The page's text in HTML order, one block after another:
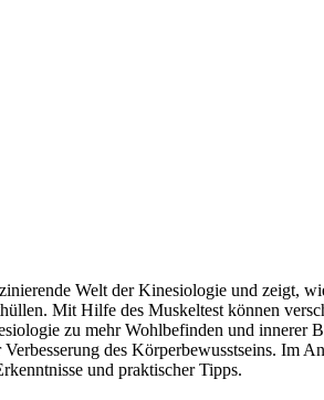
Welt der Kinesiologie und zeigt,
Mit Hilfe des Muskeltest können
zu mehr Wohlbefinden und innerer
des Körperbewusstseins. Im
und praktischer Tipps.